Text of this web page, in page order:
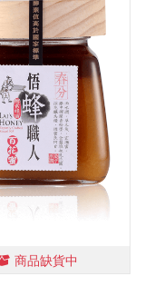
商品缺貨中